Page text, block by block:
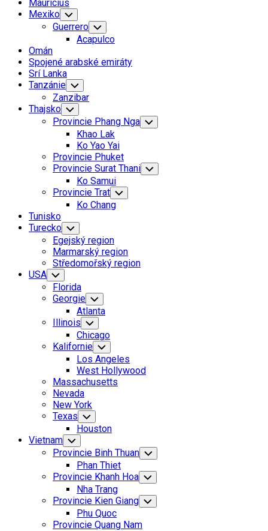
Mauricius
Mexiko Toggle
Child
Menu
Guerrero Toggle
Child
Menu
Acapulco
Omán
Spojené arabské emiráty
Srí Lanka
Tanzánie Toggle
Child
Menu
Zanzibar
Thajsko Toggle
Child
Menu
Provincie Phang Nga Toggle
Child
Khao Lak
Ko Yao Yai
Provincie Phuket
Provincie Surat Thani Toggle
Child
Ko Samui
Provincie Trat Toggle
Child
Menu
Ko Chang
Tunisko
Turecko Toggle
Child
Menu
Egejský region
Marmarský region
Středomořský region
USA Toggle
Child
Menu
Florida
Georgie Toggle
Child
Menu
Atlanta
Illinois Toggle
Child
Menu
Chicago
Kalifornie Toggle
Child
Menu
Los Angeles
West Hollywood
Massachusetts
Nevada
New York
Texas Toggle
Child
Menu
Houston
Vietnam Toggle
Child
Menu
Provincie Binh Thuan Toggle
Child
Menu
Phan Thiet
Provincie Khanh Hoa Toggle
Child
Menu
Nha Trang
Provincie Kien Giang Toggle
Child
Phu Quoc
Provincie Quang Nam